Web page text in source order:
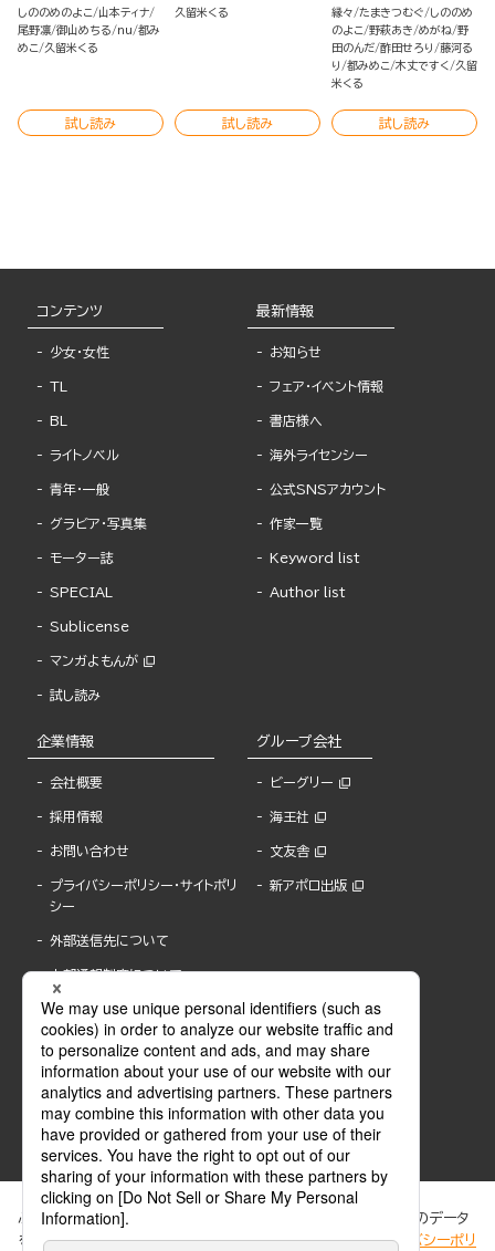
しののめのよこ
山本ティナ
尾野凛 御山めちる nu 都み
めこ
久留米くる
試し読み
久留米くる
試し読み
縁々 たまきつむぐ
しののめ
のよこ 野萩あき めがね 野
田のんだ 酢田せろり
藤河る
り
都みめこ 木丈ですく
久留
米くる
試し読み
コンテンツ
少女・女性
TL
BL
ライトノベル
青年・一般
グラビア・写真集
モーター誌
SPECIAL
Sublicense
マンガよもんが
試し読み
最新情報
お知らせ
フェア・イベント情報
書店様へ
海外ライセンシー
公式SNSアカウント
作家一覧
Keyword list
Author list
企業情報
会社概要
採用情報
お問い合わせ
プライバシーポリシー・サイトポリ
シー
外部送信先について
内部通報制度について
グループ会社
ビーグリー
海王社
文友舎
新アポロ出版
ぶんか社が運営するサイトでは、利便性向上のためにCookie等のデータ
を使用しています。 当社のCookieについての詳細は、「プライバシーポリ